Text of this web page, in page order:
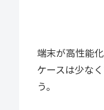
端末が高性能
ケースは少な
う。